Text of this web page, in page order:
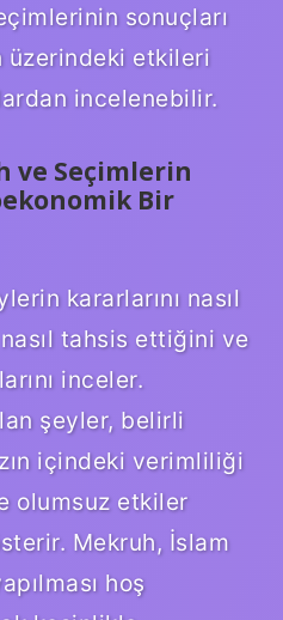
sonuçları
üzerindeki etkileri
incelenebilir.
ve Seçimlerin
Bir
kararlarını nasıl
nasıl tahsis ettiğini ve
inceler.
şeyler, belirli
içindeki verimliliği
olumsuz etkiler
Mekruh, İslam
hoş